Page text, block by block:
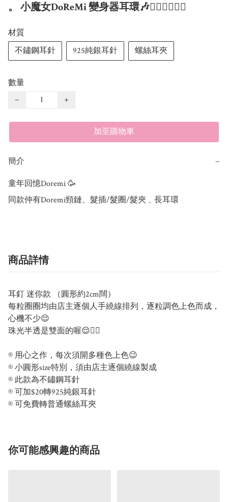
。 小魔女DoReMi 變身器耳環🎶🧙🏻‍♀️🤹🏻‍♀️
材質
不鏽鋼耳針
925純銀耳針 螺絲耳夾
數量
−
+
加至購物車
簡介 −
童年回憶Doremi 🥳﻿ ﻿
同款仲有Doremi頸鏈、髮插/髮圈/髮夾﹑長耳環
商品詳情
耳釘 迷你款 （圓形約2cm闊）
每粒圈圈均由店主逐個人手繞線排列，逐粒調色上色而成，
心機不少😌
珠光半透是雙面的喔😌👍🏻
®️ 用心之作，每次須開多種色上色😉
®️ 小圓形size特別，須由店主逐個繞線製成
®️ 此款為不鏽鋼耳針
®️ 可加$20轉925純銀耳針
®️ 可免費轉普通螺絲耳夾
你可能感興趣的商品